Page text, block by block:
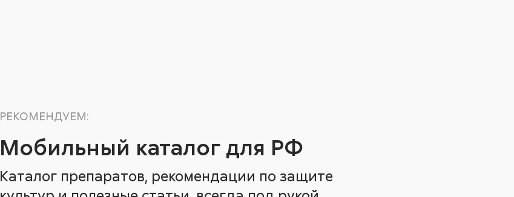
РЕКОМЕНДУЕМ:
Мобильный каталог для РФ
Каталог препаратов, рекомендации по защите